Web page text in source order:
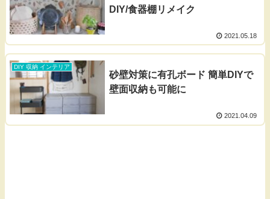
DIY/食器棚リメイク
2021.05.18
DIY 収納 インテリア
砂壁対策に有孔ボード 簡単DIYで
壁面収納も可能に
2021.04.09